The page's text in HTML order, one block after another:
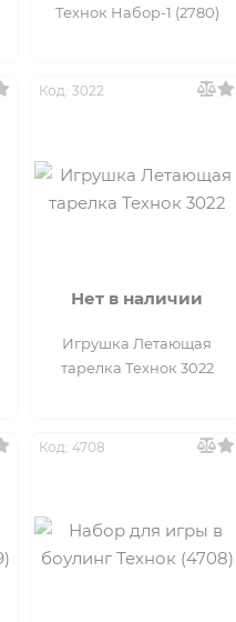
Технок Набор-1 (2780)
Код: 3022
Нет в наличии
Игрушка Летающая
тарелка Технок 3022
Код: 4708